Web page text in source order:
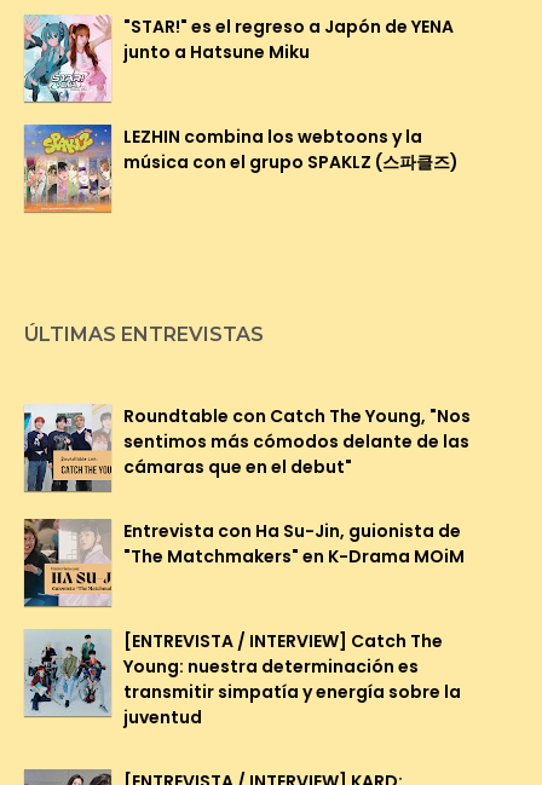
"STAR!" es el regreso a Japón de YENA
junto a Hatsune Miku
LEZHIN combina los webtoons y la
música con el grupo SPAKLZ (스파클즈)
ÚLTIMAS ENTREVISTAS
Roundtable con Catch The Young, "Nos
sentimos más cómodos delante de las
cámaras que en el debut"
Entrevista con Ha Su-Jin, guionista de
"The Matchmakers" en K-Drama MOiM
[ENTREVISTA / INTERVIEW] Catch The
Young: nuestra determinación es
transmitir simpatía y energía sobre la
juventud